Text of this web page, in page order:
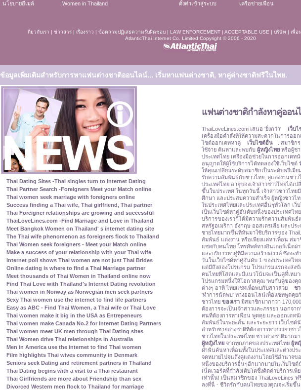
นโยบายอีเมล์
Women in Thailand
ตั้งค่าเข้าสู่ระบบ
เครือข่ายเพื่อน
กี่ยวกับเรา | ข่าวสาร | เรื่องราว | ข้อความปฏิเสธความรับผิดชอบ | LAW ENFORCEMENT | ACCEPTABLE USE | บริษัท | เพื่อ
AtlanticThai Internet Co. Limited Copyright © 2006 - 2020
ข้อมูลเพิ่มเติมสำหรับการหาแฟนต่างชาติออนไลน์... เริ่มหาแฟนต่างชาติ, หาคู่ต่างชาติฟรีในไทย.
Thai Dating Sites -Thai singles turn to Internet Dating
Thai Partner Search -Foreigners Meet your Match online
Thai women seek marriage with foreigners online
Success finding a Thai wife, Thai girlfriend, Thai partner
Thai Foreigner relationships are growing and successful
ThaiLoveLines.com -Find Marriage and Love in Thailand
Meet Bangkok Women on Thailand' s internet dating site
The Thai wife phenomenon as foreigners flock to Thailand
Thai Women seek foreigners - Meet your Match online
Make a success of your relationship with your Thai wife
Internet poll shows Thai women are not just Thai Brides
Online dating is where to find a Thai Marriage partner
Meet thousands of Thai Women in Thailand online now
Find Thai Love with Thailand's Internet Dating revolution
Thai women in Norway as Norwegian men seek partners
Sexy Thai women use the internet to find life partners
Easy as ABC - Find Thai Women, a Thai wife or Thai Love
Thai women make it big in the USA as Entrepeneurs
Thai women make Canada No.2 for Internet Dating Partners
Thai women meet UK men through Thai Dating sites
Thai Women drive Thai relationships in Australia
Men in America use the internet to find Thai women
Film highlights Thai wives community in Denmark
Seniors seek Dating and retirement partners in Thailand
Thai Dating begins with a visit to a Thai restaurant
Thai Girlfriends are more about Friendship than sex
Divorced Western men flock to Thailand for marriage
แฟนต่างชาติกำลังหาคู่ออน
ThaiLoveLines.com เสนอ 'ยิ่งกว่า' เว็บ
เครื่องมือคำสั่งที่ให้ความสะดวกในการออ
ไซด์ออกเดทหาคู่
เว็บไซด์อื่น
. สมาชิก
ใช้จ่าย ค้นหาและพบกับ ผู้หญิงไทยหรือผู้ชา
ประเทศไทย เครื่องมือช่วยในการออกเดท
อนุญาตให้ผู้ใช้บริการได้ทดลองใช้เว็บไซด์
ให้คุณเปลี่ยนระดับสมาชิกเป็นระดับพรีเมี่
รักความสัมพันธ์กับชาวไทย, คู่แต่งงานชาว
ประเทศไทย อายุของเจ้าสาวชาวไทยได้เ
ขึ้นในประเทศ ในทุกวันนี้ เจ้าสาวชาวไท
ศึกษา และประสบความสำเร็จ ผู้หญิงชาวไ
ในประเทศไทยและประเทศอื่นๆทั่วโลก เว็
เป็นเว็บไซด์หาคู่อันดับหนึ่งของประเทศไ
บริการของเราก็ได้มีความรักความสัมพันธ์
สหรัฐอเมริกา อังกฤษ ออสเตรเลีย และปร
ชายไทยมากขึ้นที่หันมาใช้บริการของ
สัมพันธ์ แต่งงาน หรือเพียงแค่หาเพื่อน สม
แชทกับคนไทย โทรศัพท์ทางอินเตอร์เน็ตผ่
และบริการหาคู่ที่มีความสร้างสรรค์ ซึ่งจะ
วันในเว็บไซด์หาคู่อันดับ 1 ของประเทศไท
แต่มีถึงสองโปรแกรม โปรแกรมแรกจะส่ง
คนไทยที่โสดและมีแนวโน้มจะเป็นคู่ที่เห
โปรแกรมหนึ่งให้โอกาสคุณ 'พบกับคู่ของคุ
ต่างๆ อาทิ ไทยแชทเพื่อพบกับสาวสวย
ช
'ทำการนัดพบ' ทางออนไลน์เพื่อแชทพูดคุย
ชาวไทย ของเรามีสมาชิกมากกว่า
ต้องการจะเป็นเจ้าสาวและภรรยา นอกจ
คนที่ต้องการหาเพื่อน พูดคุย และออกเดทนั
สัมพันธ์ในระยะสั้น และระยะยาว เว็บไซด์
สำหรับชายต่างชาติที่ต้องการหาภรรยาชา
ชาวไทยในประเทศไทย ชาวต่างชาติมากม
ผู้หญิงไทยจากทุกภาคของประเทศไทย ผู้ห
ฝ่าฟันค้นหาเพื่อนทั้งในประเทศและต่างปร
จดหมายไปจนถึงคู่แต่งงานโดยใช้อำนาจข
หนึ่งของบริการอื่นๆอีกมากมายในเว็บไซด์
เน็ตเวอร์คที่กำลังเติบโตซึ่งคิดค่าบริการเ
เท่านั้น! เป็นสมาชิกของ ThaiLoveLines
ลงที่นี่ - ชีวิตรักกับคนไทยของคุณจะเริ่มขึ้น